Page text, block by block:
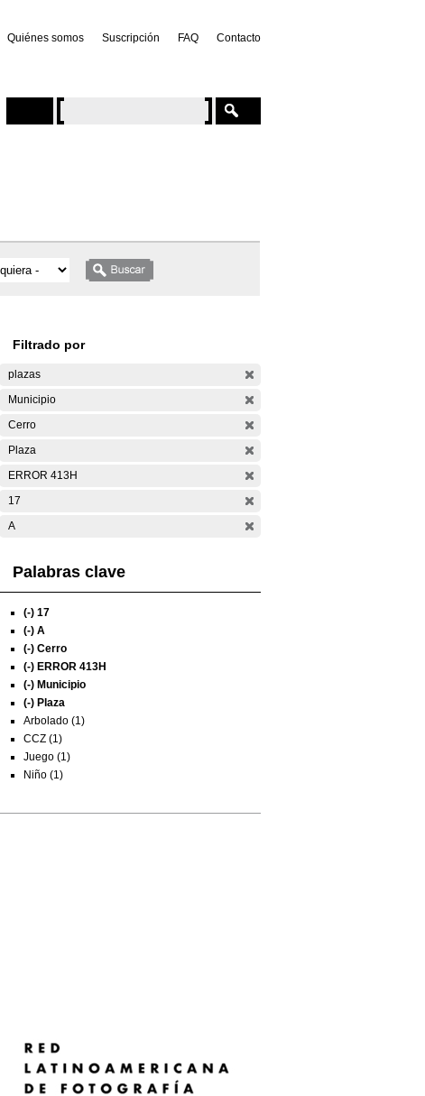
Quiénes somos Suscripción FAQ Contacto
Filtrado por
plazas
Municipio
Cerro
Plaza
ERROR 413H
17
A
Palabras clave
(-) 17
(-) A
(-) Cerro
(-) ERROR 413H
(-) Municipio
(-) Plaza
Arbolado (1)
CCZ (1)
Juego (1)
Niño (1)